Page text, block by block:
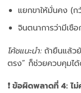
แยกขาให้มั่นคง (ก
จินตนาการว่ามีเชื
โค้ชแนะนำ:ถ้ายืนแล้ว
ตรง” ก็ช่วยควบคุมไ
❗ ข้อผิดพลาดที่ 4: ไ